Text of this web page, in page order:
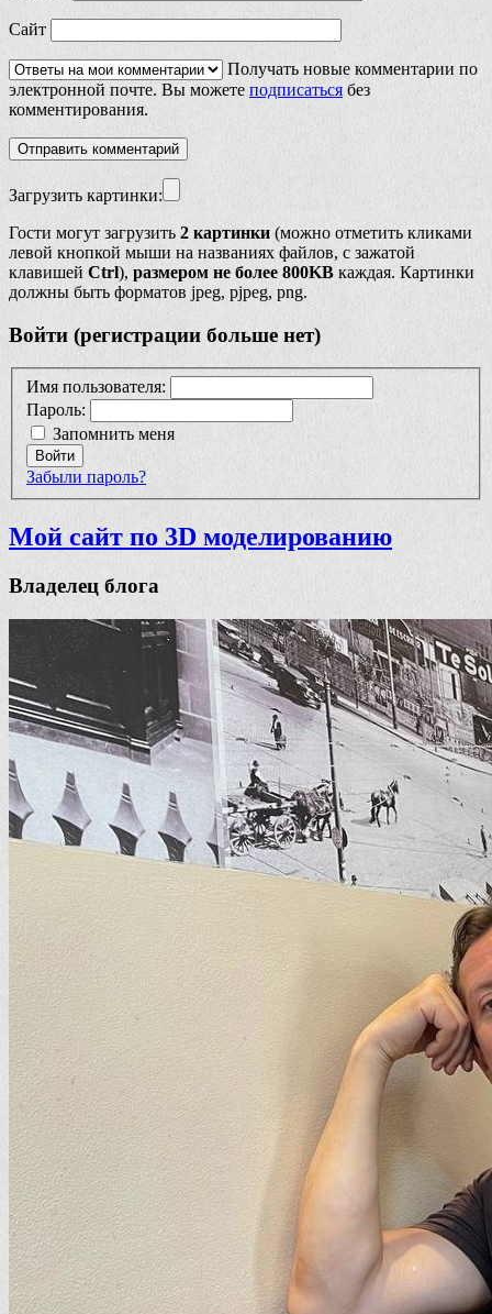
Сайт
Получать новые комментарии по
электронной почте. Вы можете подписаться без
комментирования.
Загрузить картинки:
Гости могут загрузить 2 картинки (можно отметить кликами
левой кнопкой мыши на названиях файлов, с зажатой
клавишей Ctrl), размером не более 800KB каждая. Картинки
должны быть форматов jpeg, pjpeg, png.
Войти (регистрации больше нет)
Имя пользователя:
Пароль:
Запомнить меня
Войти
Забыли пароль?
Мой сайт по 3D моделированию
Владелец блога